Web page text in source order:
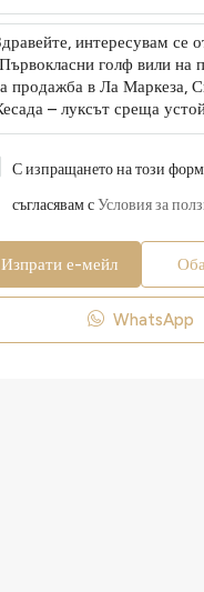
С изпращането на този
съгласявам сУсловия за
Изпрати е-мейл
WhatsApp